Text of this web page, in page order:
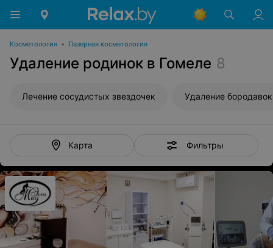
Косметология • Лазерная косметология
Удаление родинок в Гомеле 8
Лечение сосудистых звездочек Удаление бородавок
Карта Фильтры